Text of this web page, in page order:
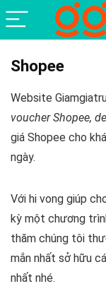
Shopee
Website
voucher Shopee,
giá Shopee cho
ngày.
Với hi vong giúp
kỳ một chương
thăm chúng tôi
mắn nhất sở hữu
nhất nhé.